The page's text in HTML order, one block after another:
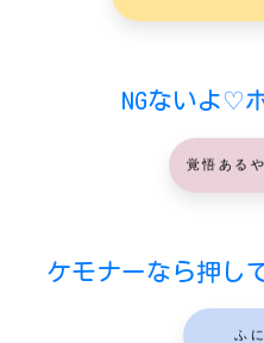
NGないよ♡
覚悟ある
ケモナーなら押し
ふ